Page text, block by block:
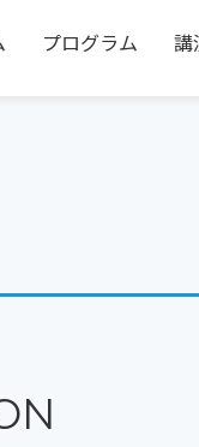
プログラム 講